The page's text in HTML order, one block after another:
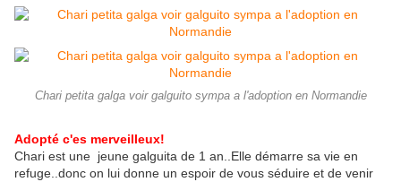
Chari petita galga voir galguito sympa a l'adoption en Normandie
Adopté c'es merveilleux!
Chari est une jeune galguita de 1 an..Elle démarre sa vie en
refuge..donc on lui donne un espoir de vous séduire et de venir